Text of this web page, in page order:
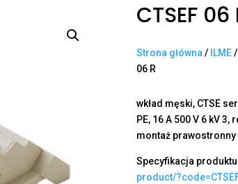
CTSEF 06
Strona główna / ILME/
06 R
wkład męski, CTSE
PE, 16 A 500 V 6 kV
montaż prawostronny
Specyfikacja
product/